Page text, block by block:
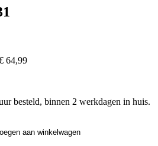
64,99
besteld, binnen 2 werkdagen in huis.
aan winkelwagen